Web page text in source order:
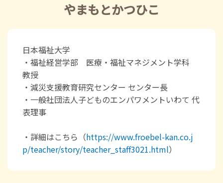
やまもとかつひこ
日本福祉大学
・福祉経営学部 医療・福祉マネジメント学科
教授
・減災支援教育研究センター センター長
・一般社団法人子どものエンパワメントいわて 代
表理事
・詳細はこちら（https://www.froebel-kan.co.j
p/teacher/story/teacher_staff3021.html）